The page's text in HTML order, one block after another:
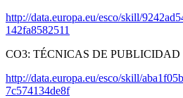
http://data.europa.eu/esco/skill/
142fa8582511
CO3: TÉCNICAS DE PUBLICIDAD
http://data.europa.eu/esco/skill/
7c574134de8f